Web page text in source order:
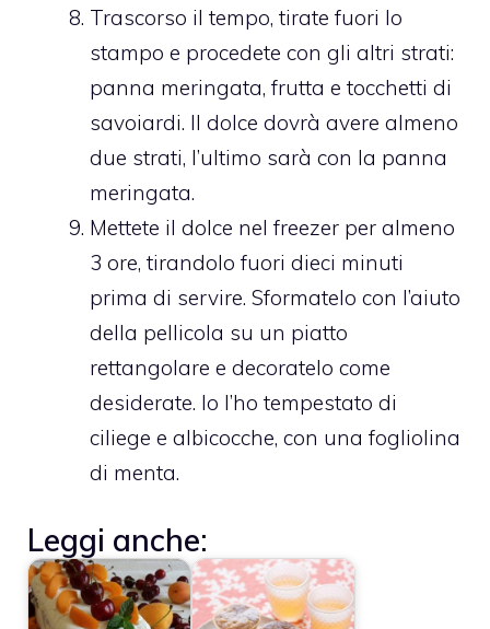
Trascorso il tempo, tirate fuori lo
stampo e procedete con gli altri strati:
panna meringata, frutta e tocchetti di
savoiardi. Il dolce dovrà avere almeno
due strati, l’ultimo sarà con la panna
meringata.
Mettete il dolce nel freezer per almeno
3 ore, tirandolo fuori dieci minuti
prima di servire. Sformatelo con l’aiuto
della pellicola su un piatto
rettangolare e decoratelo come
desiderate. Io l’ho tempestato di
ciliege e albicocche, con una fogliolina
di menta.
Leggi anche: